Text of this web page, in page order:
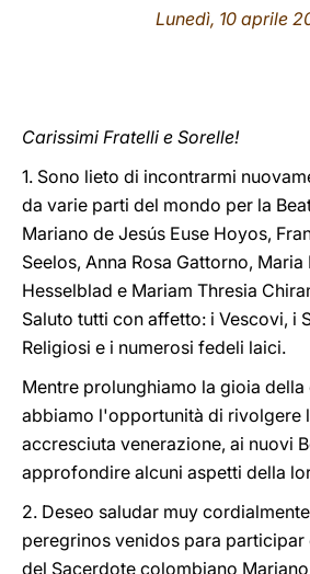
Lunedì, 10 aprile
Carissimi Fratelli e Sorelle!
1. Sono lieto di incontrarmi
da varie parti del mondo per la
Mariano de Jesús Euse Hoyos,
Seelos, Anna Rosa Gattorno, Maria
Hesselblad e Mariam Thresia
Saluto tutti con affetto: i Vescovi, i
Religiosi e i numerosi fedeli laici.
Mentre prolunghiamo la gioia
abbiamo l'opportunità di rivolgere
accresciuta venerazione, ai nuovi
approfondire alcuni aspetti della
2. Deseo saludar muy
peregrinos venidos para
del Sacerdote colombiano